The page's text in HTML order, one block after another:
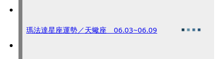
瑪法達星座運勢／天蠍座 06.03~06.09